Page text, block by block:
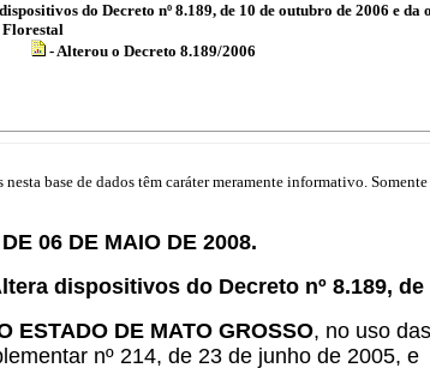
do Decreto nº 8.189, de 10 de outubro de 2006 e
Florestal
- Alterou o Decreto 8.189/2006
base de dados têm caráter meramente informativo.
06 DE MAIO DE 2008.
dispositivos do Decreto nº 8.189,
ESTADO DE MATO GROSSO, no uso
nº 214, de 23 de junho de 2005, e